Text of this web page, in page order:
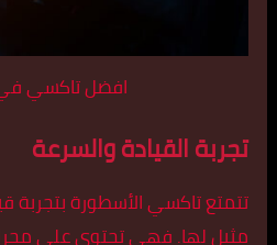
افضل تاكسي
تجربة القيادة والسرعة
تتمتع تاكسي الأسطورة بتجربة
مثيل لها. فهي تحتوي على